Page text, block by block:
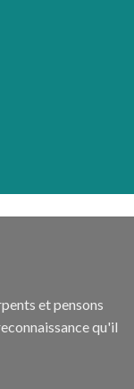
et pensons
qu'il